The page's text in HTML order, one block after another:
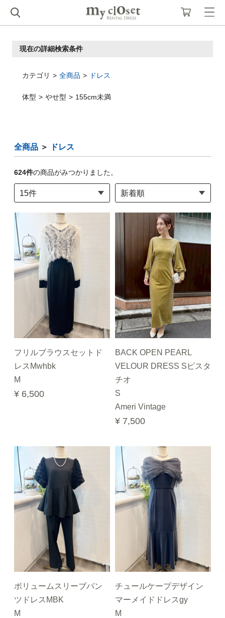
現在の詳細検索条件
カテゴリ 全商品 ドレス
体型 やせ型 155cm未満
全商品 ＞ ドレス
624件の商品がみつかりました。
フリルブラウスセットド
レスMwhbk
M
¥ 6,500
BACK OPEN PEARL
VELOUR DRESS Sピスタ
チオ
S
Ameri Vintage
¥ 7,500
ボリュームスリーブパン
ツドレスMBK
M
チュールケープデザイン
マーメイドドレスgy
M